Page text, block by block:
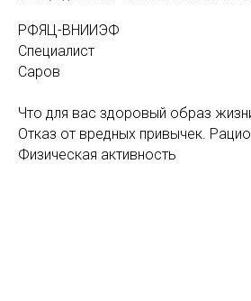
РФЯЦ-ВНИИЭФ
Специалист
Саров
Что для вас здоровый образ
Отказ от вредных привычек.
Физическая активность